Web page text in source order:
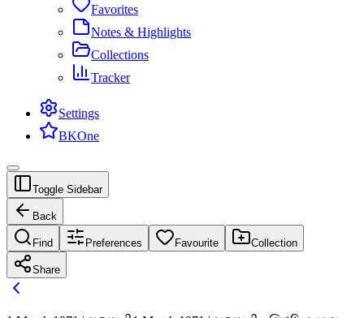
Favorites
Notes & Highlights
Collections
Tracker
Settings
BKOne
Toggle Sidebar
Back
Find Preferences Favourite Collection
Share